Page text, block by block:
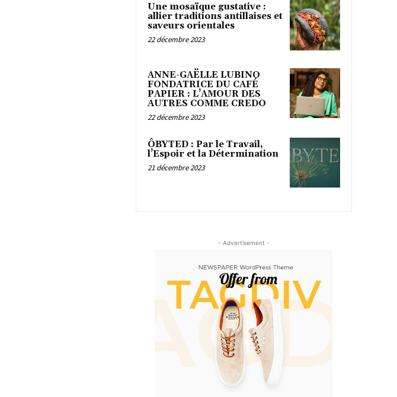
Une mosaïque gustative :
allier traditions antillaises et
saveurs orientales
22 décembre 2023
ANNE-GAËLLE LUBINO
FONDATRICE DU CAFÉ
PAPIER : L’AMOUR DES
AUTRES COMME CREDO
22 décembre 2023
ÔBYTED : Par le Travail,
l’Espoir et la Détermination
21 décembre 2023
- Advertisement -